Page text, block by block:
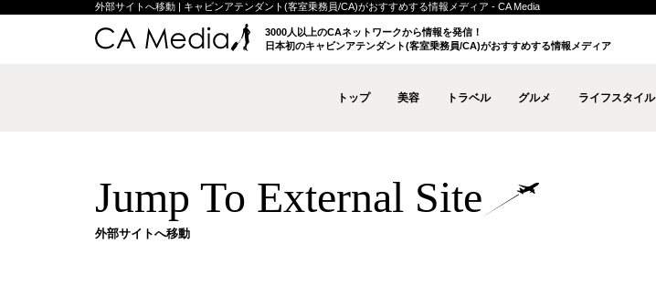
外部サイトへ移動 | キャビンアテンダント(客室乗務員/CA)がおすすめする情報メディア - CA Media
3000人以上のCAネットワークから情報を発信！
日本初のキャビンアテンダント(客室乗務員/CA)がおすすめする情報メディア
トップ 美容 トラベル グルメ ライフスタイル
Jump To External Site
外部サイトへ移動